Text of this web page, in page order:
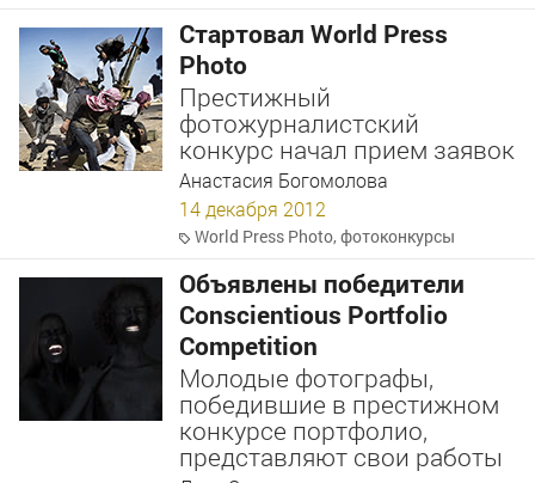
Стартовал World Press
Photo
Престижный
фотожурналистский
конкурс начал прием заявок
Анастасия Богомолова
14 декабря 2012
World Press Photo,фотоконкурсы
Объявлены победители
Conscientious Portfolio
Competition
Молодые фотографы,
победившие в престижном
конкурсе портфолио,
представляют свои работы